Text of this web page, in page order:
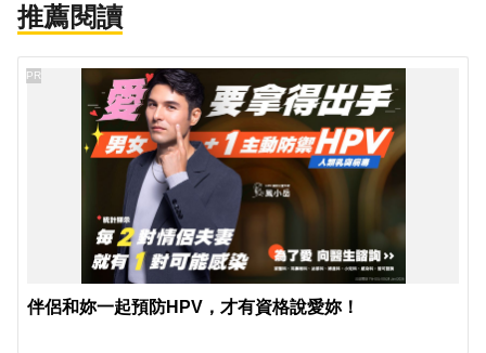
推薦閱讀
伴侶和妳一起預防HPV，才有資格說愛妳！
PR